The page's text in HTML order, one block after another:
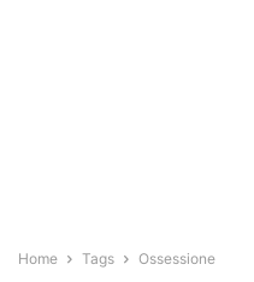
Home Tags Ossessione